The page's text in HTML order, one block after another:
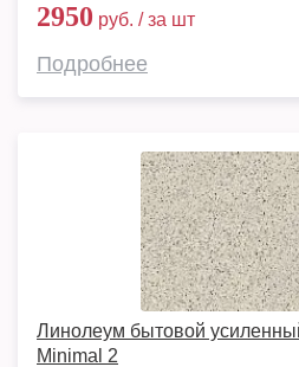
2950 руб. / за шт
Подробнее
Линолеум бытовой
Minimal 2